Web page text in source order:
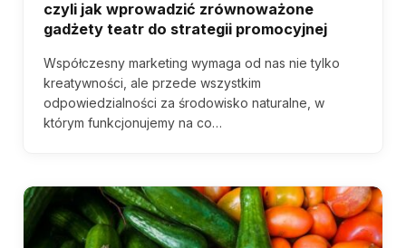
czyli jak wprowadzić zrównoważone
gadżety teatr do strategii promocyjnej
Współczesny marketing wymaga od nas nie tylko
kreatywności, ale przede wszystkim
odpowiedzialności za środowisko naturalne, w
którym funkcjonujemy na co…